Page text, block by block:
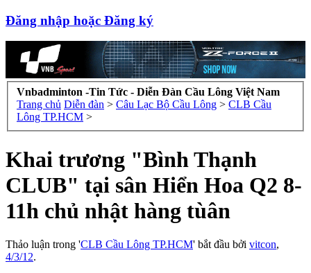
Đăng nhập hoặc Đăng ký
Vnbadminton -Tin Tức - Diễn Đàn Cầu Lông Việt Nam
Trang chủ Diễn đàn > Câu Lạc Bộ Cầu Lông > CLB Cầu
Lông TP.HCM >
Khai trương "Bình Thạnh
CLUB" tại sân Hiển Hoa Q2 8-
11h chủ nhật hàng tùân
Thảo luận trong 'CLB Cầu Lông TP.HCM' bắt đầu bởi vitcon,
4/3/12.